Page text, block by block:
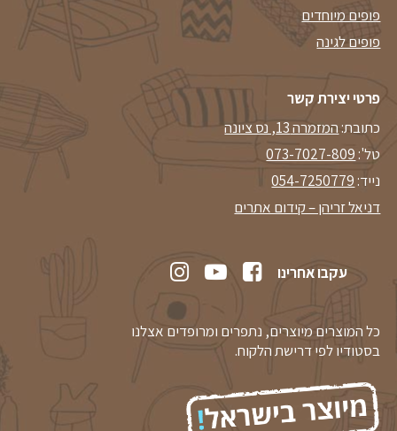
פופים מיוחדים
פופים לגינה
פרטי יצירת קשר
כתובת:המזמרה 13, נס ציונה
טל':073-7027-809
נייד: 054-7250779
דניאל זריהן – קידום אתרים
עקבו אחרינו
כל המוצרים מיוצרים, נתפרים ומרופדים אצלנו
בסטודיו לפי דרישת הלקוח.